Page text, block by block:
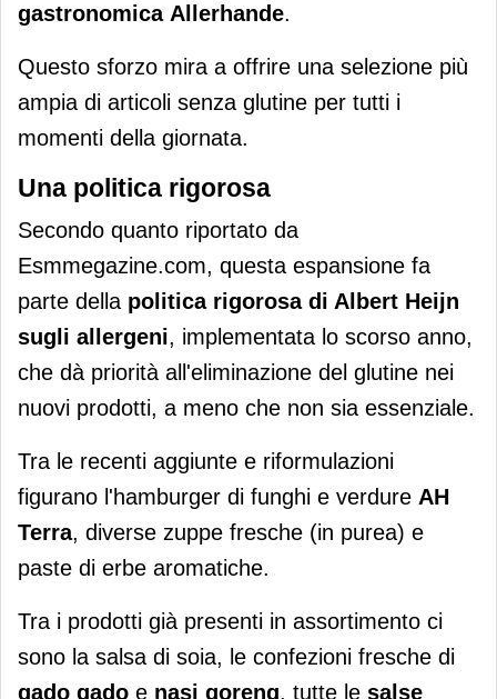
gastronomica Allerhande.
Questo sforzo mira a offrire una selezione più
ampia di articoli senza glutine per tutti i
momenti della giornata.
Una politica rigorosa
Secondo quanto riportato da
Esmmegazine.com, questa espansione fa
parte della politica rigorosa di Albert Heijn
sugli allergeni, implementata lo scorso anno,
che dà priorità all'eliminazione del glutine nei
nuovi prodotti, a meno che non sia essenziale.
Tra le recenti aggiunte e riformulazioni
figurano l'hamburger di funghi e verdure AH
Terra, diverse zuppe fresche (in purea) e
paste di erbe aromatiche.
Tra i prodotti già presenti in assortimento ci
sono la salsa di soia, le confezioni fresche di
gado gado e nasi goreng, tutte le salse